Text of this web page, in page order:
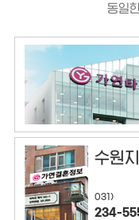
동일
수원
031)
234-